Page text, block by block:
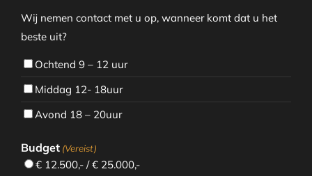
Wij nemen contact met u op, wanneer komt dat u het
beste uit?
Ochtend 9 – 12 uur
Middag 12- 18uur
Avond 18 – 20uur
Budget (Vereist)
€ 12.500,- / € 25.000,-